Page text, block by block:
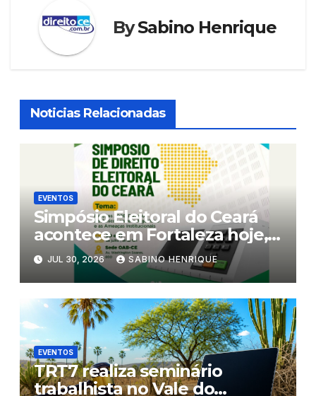
BySabino Henrique
Noticias Relacionadas
EVENTOS
Simpósio Eleitoral do Ceará
acontece em Fortaleza hoje,
5a. feira, e amanhã, 6a.feira
JUL 30, 2026 SABINO HENRIQUE
EVENTOS
TRT7 realiza seminário
trabalhista no Vale do